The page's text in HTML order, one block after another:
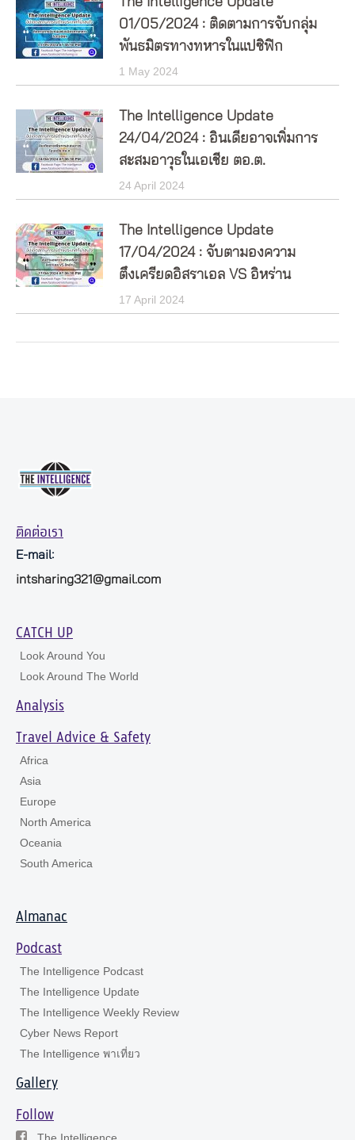
01/05/2024 : ติดตามการจับกลุ่ม
พันธมิตรทางทหารในแปซิฟิก
1 May 2024
The Intelligence Update
24/04/2024 : อินเดียอาจเพิ่มการ
สะสมอาวุธในเอเชีย ตอ.ต.
24 April 2024
The Intelligence Update
17/04/2024 : จับตามองความ
ตึงเครียดอิสราเอล VS อิหร่าน
17 April 2024
ติดต่อเรา
E-mail:
intsharing321@gmail.com
CATCH UP
Look Around You
Look Around The World
Analysis
Travel Advice & Safety
Africa
Asia
Europe
North America
Oceania
South America
Almanac
Podcast
The Intelligence Podcast
The Intelligence Update
The Intelligence Weekly Review
Cyber News Report
The Intelligence พาเที่ยว
Gallery
Follow
The Intelligence